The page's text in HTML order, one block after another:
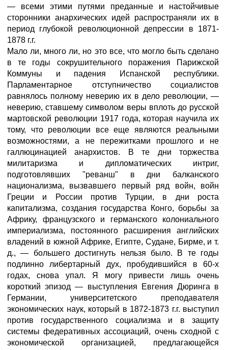
— всеми этими путями преданные и настойчивые
сторонники анархических идей распространяли их в
период глубокой революционной депрессии в 1871-
1878 г.г.
Мало ли, много ли, но это все, что могло быть сделано
в те годы сокрушительного поражения Парижской
Коммуны и падения Испанской республики.
Парламентарное отступничество социалистов
равнялось полному неверию их в дело революции, —
неверию, ставшему символом веры вплоть до русской
мартовской революции 1917 года, которая научила их
тому, что революции все еще являются реальными
возможностями, а не пережитками прошлого и не
галлюцинацией анархистов. В те дни торжества
милитаризма и дипломатических интриг,
подготовлявших "реванш" в дни балканского
национализма, вызвавшего первый ряд войн, войн
Греции и России против Турции, в дни роста
капитализма, создания государства Конго, борьбы за
Африку, французского и германского колони­ального
империализма, постоянного расширения английских
владений в южной Африке, Египте, Судане, Бирме, и т.
д., — большего достигнуть нельзя было. В те годы
подлинно либертарный дух, пробудившийся в 60-х
годах, снова упал. Я могу привести лишь очень
короткий эпизод — выступления Евгения Дюринга в
Германии, университетского преподавателя
экономических наук, который в 1872-1873 г.г. выступил
против государственного социализма и в защиту
системы федеративных ассоциаций, очень сходной с
экономической организацией, предлагающейся